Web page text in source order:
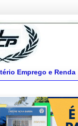
Emprego e Renda